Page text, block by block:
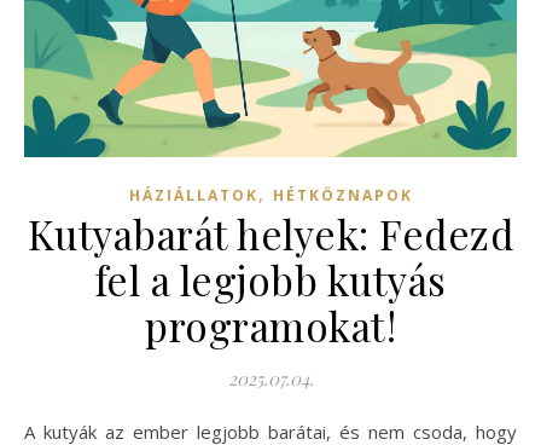
HÁZIÁLLATOK, HÉTKÖZNAPOK
Kutyabarát helyek: Fedezd
fel a legjobb kutyás
programokat!
2025.07.04.
A kutyák az ember legjobb barátai, és nem csoda, hogy